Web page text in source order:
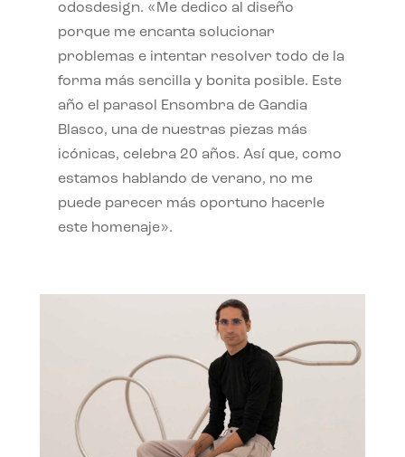
odosdesign. «Me dedico al diseño
porque me encanta solucionar
problemas e intentar resolver todo de la
forma más sencilla y bonita posible. Este
año el parasol Ensombra de Gandia
Blasco, una de nuestras piezas más
icónicas, celebra 20 años. Así que, como
estamos hablando de verano, no me
puede parecer más oportuno hacerle
este homenaje».